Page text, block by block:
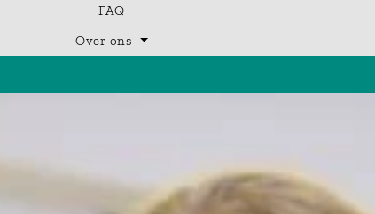
FAQ
Over ons